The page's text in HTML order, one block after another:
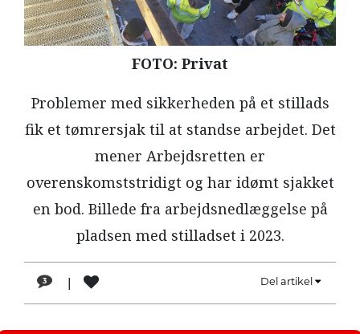
TEORI
OM
ARBEJDERENFOTO: Privat
Problemer med sikkerheden på et stillads
fik et tømrersjak til at standse arbejdet. Det
mener Arbejdsretten er
overenskomststridigt og har idømt sjakket
en bod. Billede fra arbejdsnedlæggelse på
pladsen med stilladset i 2023.
3 | Del artikel